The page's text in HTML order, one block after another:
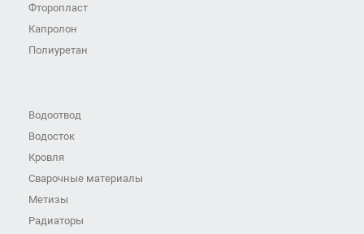
Фторопласт
Капролон
Полиуретан
Водоотвод
Водосток
Кровля
Сварочные материалы
Метизы
Радиаторы